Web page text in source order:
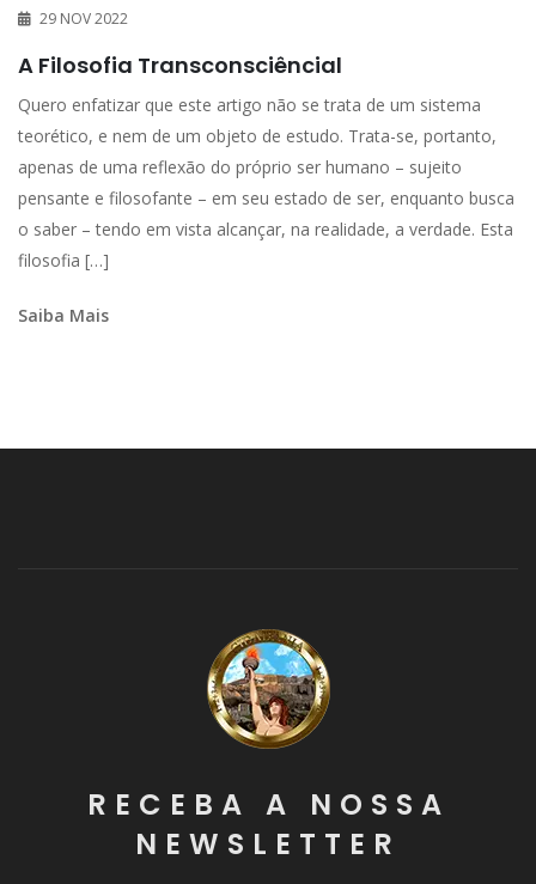
29 NOV 2022
A Filosofia Transconsciêncial
Quero enfatizar que este artigo não se trata de um sistema
teorético, e nem de um objeto de estudo. Trata-se, portanto,
apenas de uma reflexão do próprio ser humano – sujeito
pensante e filosofante – em seu estado de ser, enquanto busca
o saber – tendo em vista alcançar, na realidade, a verdade. Esta
filosofia […]
Saiba Mais
RECEBA A NOSSA
NEWSLETTER